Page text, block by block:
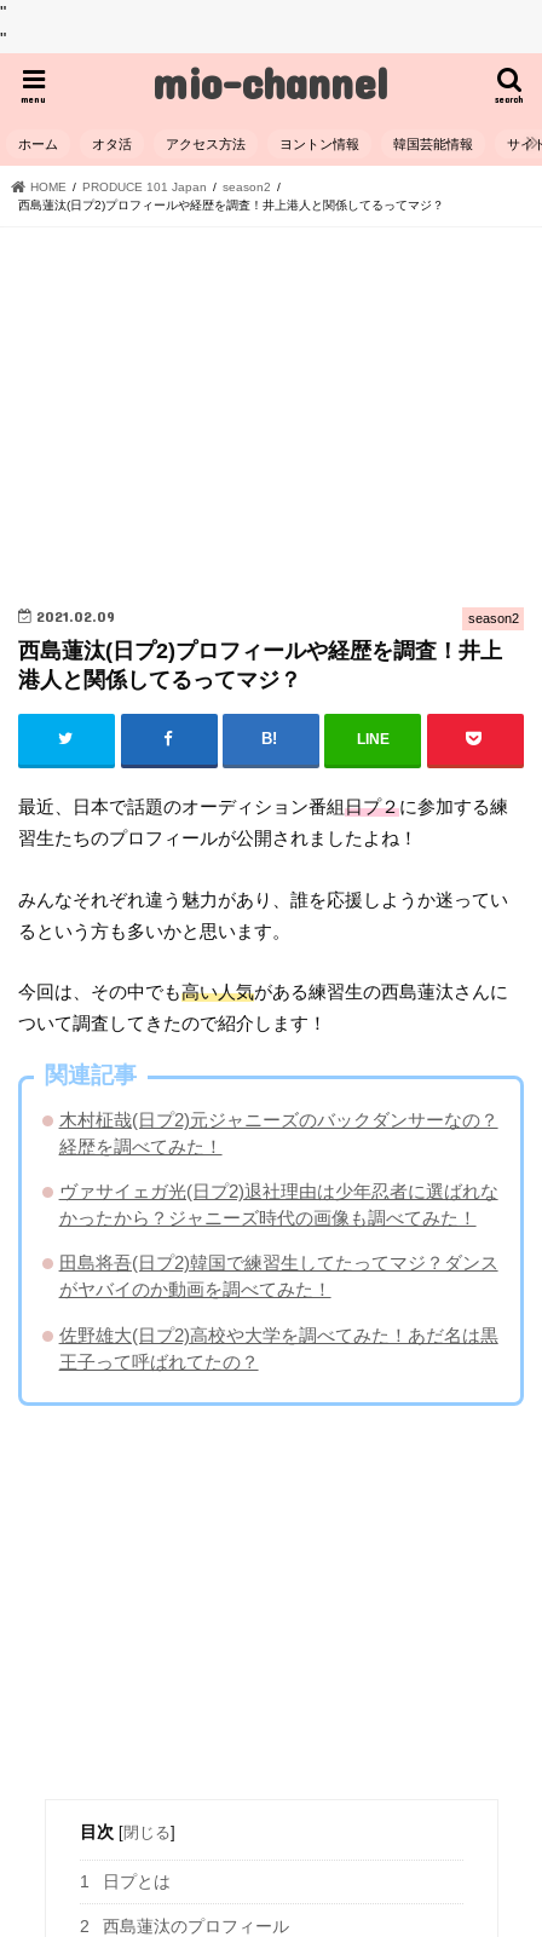
"
"
mio-channel search
menu
ホーム オタ活 アクセス方法 ヨントン情報 韓国芸能情報 サイ
HOME PRODUCE 101 Japan
season2
西島蓮汰(日プ2)プロフィールや経歴を調査！井上港人と関係してるってマジ？
season2
2021.02.09
西島蓮汰(日プ2)プロフィールや経歴を調査！井上
港人と関係してるってマジ？
LINE
最近、日本で話題のオーディション番組日プ２に参加する練
習生たちのプロフィールが公開されましたよね！
みんなそれぞれ違う魅力があり、誰を応援しようか迷ってい
るという方も多いかと思います。
今回は、その中でも高い人気がある練習生の西島蓮汰さんに
ついて調査してきたので紹介します！
関連記事
木村柾哉(日プ2)元ジャニーズのバックダンサーなの？
経歴を調べてみた！
ヴァサイェガ光(日プ2)退社理由は少年忍者に選ばれな
かったから？ジャニーズ時代の画像も調べてみた！
田島将吾(日プ2)韓国で練習生してたってマジ？ダンス
がヤバイのか動画を調べてみた！
佐野雄大(日プ2)高校や大学を調べてみた！あだ名は黒
王子って呼ばれてたの？
目次 [閉じる]
1 日プとは
2 西島蓮汰のプロフィール